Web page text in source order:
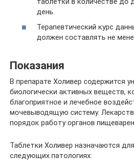
день.
Терапевтический курс
должен составлять не
Показания
В препарате Холивер содержится
биологически активных веществ,
благоприятное и лечебное
мочевыводящую систему.
порядок работу органов
Таблетки Холивер назначаются
следующих патологиях: